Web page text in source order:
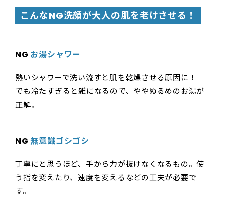
こんなNG洗顔が大人の肌を老けさせる！
NG お湯シャワー
熱いシャワーで洗い流すと肌を乾燥させる原因に！
でも冷たすぎると雑になるので、ややぬるめのお湯が
正解。
NG無意識ゴシゴシ
丁寧にと思うほど、手から力が抜けなくなるもの。使
う指を変えたり、速度を変えるなどの工夫が必要で
す。